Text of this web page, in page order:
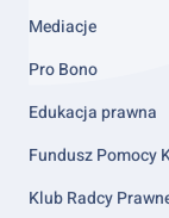
Mediacje
Pro Bono
Edukacja prawna
Fundusz Pomocy
Klub Radcy